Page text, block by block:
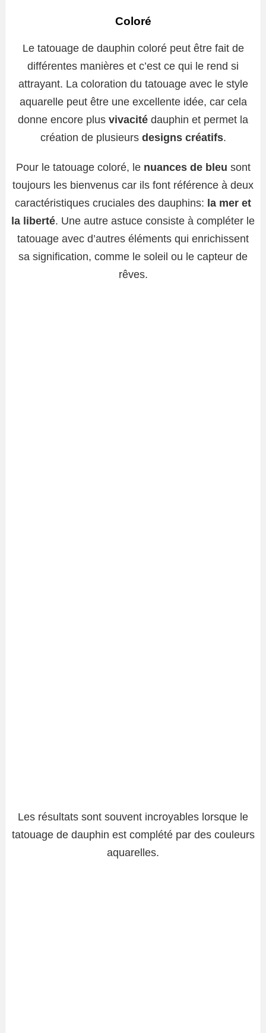
Coloré
Le tatouage de dauphin coloré peut être fait de
différentes manières et c’est ce qui le rend si
attrayant. La coloration du tatouage avec le style
aquarelle peut être une excellente idée, car cela
donne encore plus vivacité dauphin et permet la
création de plusieurs designs créatifs.
Pour le tatouage coloré, le nuances de bleu sont
toujours les bienvenus car ils font référence à deux
caractéristiques cruciales des dauphins: la mer et
la liberté. Une autre astuce consiste à compléter le
tatouage avec d’autres éléments qui enrichissent
sa signification, comme le soleil ou le capteur de
rêves.
Les résultats sont souvent incroyables lorsque le
tatouage de dauphin est complété par des couleurs
aquarelles.